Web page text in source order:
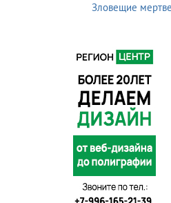
Зловещие